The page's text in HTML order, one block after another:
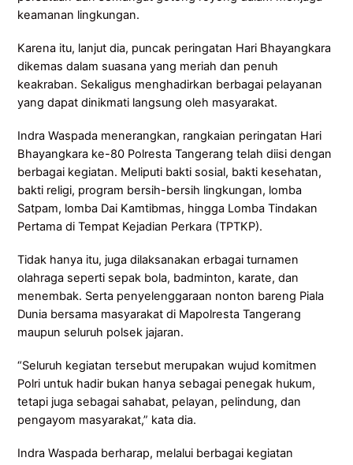
keamanan lingkungan.
Karena itu, lanjut dia, puncak peringatan Hari Bhayangkara
dikemas dalam suasana yang meriah dan penuh
keakraban. Sekaligus menghadirkan berbagai pelayanan
yang dapat dinikmati langsung oleh masyarakat.
Indra Waspada menerangkan, rangkaian peringatan Hari
Bhayangkara ke-80 Polresta Tangerang telah diisi dengan
berbagai kegiatan. Meliputi bakti sosial, bakti kesehatan,
bakti religi, program bersih-bersih lingkungan, lomba
Satpam, lomba Dai Kamtibmas, hingga Lomba Tindakan
Pertama di Tempat Kejadian Perkara (TPTKP).
Tidak hanya itu, juga dilaksanakan erbagai turnamen
olahraga seperti sepak bola, badminton, karate, dan
menembak. Serta penyelenggaraan nonton bareng Piala
Dunia bersama masyarakat di Mapolresta Tangerang
maupun seluruh polsek jajaran.
“Seluruh kegiatan tersebut merupakan wujud komitmen
Polri untuk hadir bukan hanya sebagai penegak hukum,
tetapi juga sebagai sahabat, pelayan, pelindung, dan
pengayom masyarakat,” kata dia.
Indra Waspada berharap, melalui berbagai kegiatan